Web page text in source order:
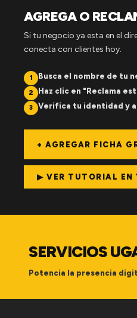
AGREGA O
Si tu negocio ya esta en el
conecta con clientes hoy.
1 Busca el nombre de tu
2 Haz clic en "Reclama
3 Verifica tu identidad y
+ AGREGAR FICHA
▶ VER TUTORIAL EN
SERVICIOS
Potencia la presencia